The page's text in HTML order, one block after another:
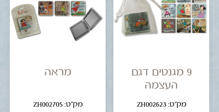
9 מגנטים דגם
העצמה
מק"ט: ZH002623
מראה
מק"ט: ZH002705